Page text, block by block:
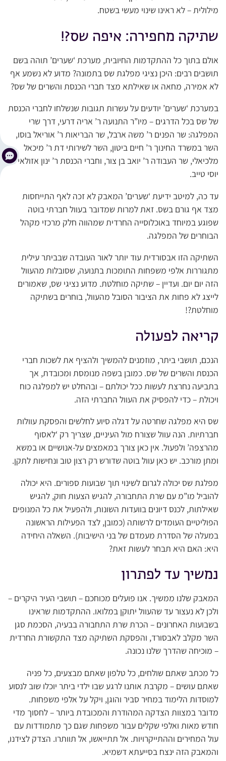
מילולית – לא ראינו שינוי מעשי בשטח.
שתיקה מחפירה: איפה שס?!
אולם בתוך כל ההתקדמות החיובית, מערכת ‘שערים’ תוהה בשם
תושבים רבים: היכן נציגי מפלגת שס בתמונה? מדוע לא נשמע אף
לא אמירה, מחאה או שאילתא מצד חברי הכנסת והשרים של שס?
במערכת ‘שערים’ יודעים על עשרות תגובות שנשלחו לחברי הכנסת
של שס בכל הדרגים – מיו”ר התנועה ר’ אריה דרעי, דרך שרי
המפלגה: שר הפנים ר’ משה ארבל, שר הבריאות ר’ אוריאל בוסו,
השר במשרד החינוך ר’ חיים ביטון, השר לשירותי דת ר’ מיכאל
מלכיאלי, שר העבודה ר’ יואב בן צור, וחברי הכנסת ר’ ינון אזולאי ור’
יוסי טייב.
עד כה, למיטב ידיעת ‘שערים’ המאבק לא זכה לאף התייחסות
מצד אף גורם בשס. זאת למרות שמדובר בעוול חברתי בוטה
שפוגע במיוחד באוכלוסייה החרדית שמהווה חלק מרכזי מקהל
הבוחרים של המפלגה.
השתיקה הזו אבסורדית עוד יותר לאור העובדה שבביתר עילית
מתגוררות אלפי משפחות התומכות בתנועה, שסובלות מהעוול
הזה יום יום. ועדיין – שתיקה מוחלטת. מדוע נציגי שס, שאמורים
לייצג לא פחות את הציבור הסובל מהעוול, בוחרים בשתיקה
מוחלטת?!
קריאה לפעולה
הנכם, תושבי ביתר, מוזמנים להמשיך ולהציף את לשכות חברי
הכנסת והשרים של שס. כמובן בשפה מנומסת ומכובדת, אך
בתביעה נחרצת לעשות ככל יכולתם – ובהחלט יש למפלגה כוח
ויכולת – כדי להפסיק את העוול החברתי הזה.
שס היא מפלגה שחרטה על דגלה סיוע לחלשים והפסקת עוולות
חברתיות. הנה עוול שצורח מול העיניים, שצריך רק ‘לאסוף
מהרצפה’ ולפעול. אין כאן צורך במאמצים על-אנושיים או במשא
ומתן מורכב. יש כאן עוול בוטה שדורש רק רצון טוב ונחישות לתקן.
מפלגת שס יכולה לגרום לשינוי תוך שבועות ספורים. היא יכולה
להוביל מו”מ עם שרת התחבורה, להגיש הצעות חוק, להגיש
שאילתות, לכנס דיונים בוועדות השונות, ולהפעיל את כל המנופים
הפוליטיים העומדים לרשותה (כמובן, לצד הפעילות הראשונה
במעלה של הסדרת מעמדם של בני הישיבות). השאלה היחידה
היא: האם היא תבחר לעשות זאת?
נמשיך עד לפתרון
המאבק שלנו ממשיך. אנו פועלים מכוחכם – תושבי העיר היקרים –
ולכן לא נעצור עד שהעוול יתוקן במלואו. ההתקדמות שראינו
בשבועות האחרונים – הכרת שרת התחבורה בבעיה, הסכמת סגן
השר מקלב לאבסורד, והפסקת השתיקה מצד התקשורת החרדית
– מוכיחה שהדרך שלנו נכונה.
כל מכתב שאתם שולחים, כל טלפון שאתם מבצעים, כל פניה
שאתם עושים – מקרבת אותנו לרגע שבו ילדי ביתר יוכלו שוב לנסוע
למוסדות הלימוד במחיר סביר והוגן, ויקל על אלפי משפחות.
מדובר במצוות הצדקה המהודרת והמכובדת ביותר – לחסוך מדי
חודש מאות ואלפי שקלים עבור משפחות שגם כך מתמודדות עם
עול המחירים וההתייקרויות. אל תתייאשו, אל תוותרו. הצדק לצידנו,
והמאבק הזה ינצח בסייעתא דשמיא.